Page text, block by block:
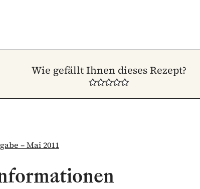
Wie gefällt Ihnen dieses Rezept?
– Mai 2011